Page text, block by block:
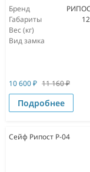
Бренд
Габариты
Вес (кг)
Вид замка
10 600₽ 11 160₽
Подробнее
Сейф Рипост Р-04